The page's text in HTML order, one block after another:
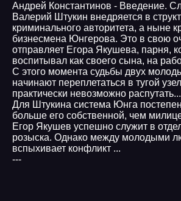
Андрей Константинов - Введение.
Валерий Штукин внедряется в
криминального авторитета, а ныне
бизнесмена Юнгерова. Это в свою
отправляет Егора Якушева, парня,
воспитывал как своего сына, на
С этого момента судьбы двух
начинают переплетаться в тугой
практически невозможно
Для Штукина система Юнга
больше его собственной, чем
Егор Якушев успешно служит в
розыска. Однако между молодыми
вспыхивает конфликт ...
---